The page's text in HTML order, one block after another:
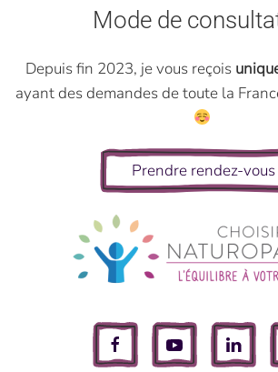
Mode de
Depuis fin 2023, je vous reçois
ayant des demandes de toute la
Prendre rendez-vous